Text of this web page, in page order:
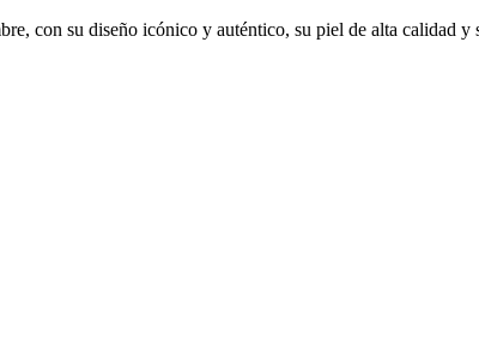
con su diseño icónico y auténtico, su piel de alta calidad y